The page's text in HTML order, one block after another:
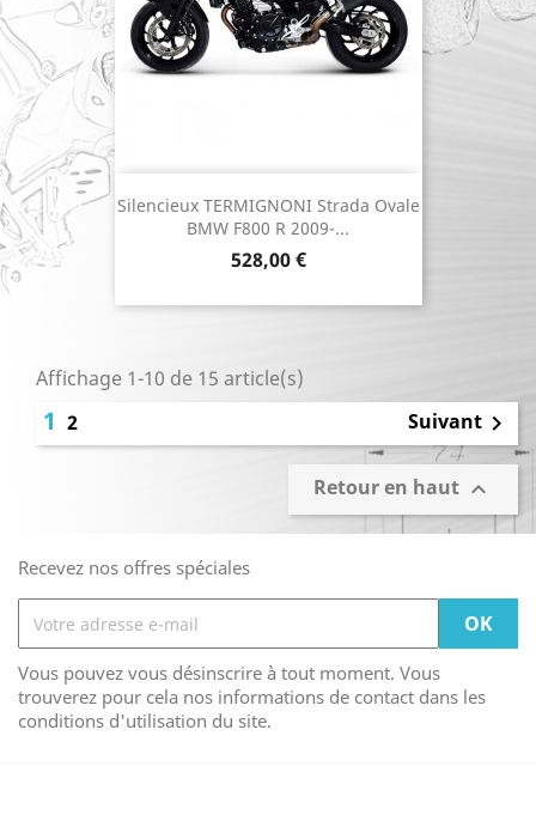
Silencieux TERMIGNONI Strada Ovale
BMW F800 R 2009-...
Prix
528,00 €
Affichage 1-10 de 15 article(s)
1 2 Suivant 
Retour en haut 
Recevez nos offres spéciales
Vous pouvez vous désinscrire à tout moment. Vous
trouverez pour cela nos informations de contact dans les
conditions d'utilisation du site.